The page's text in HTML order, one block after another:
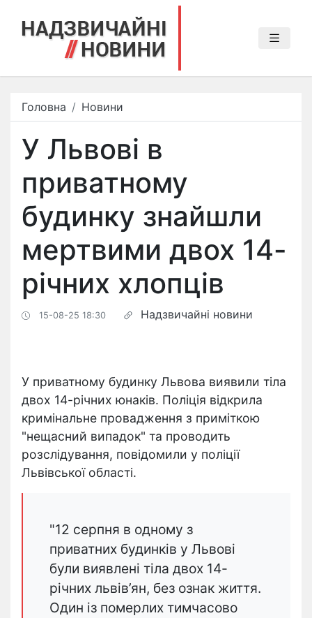
Головна Новини
У Львові в
приватному
будинку знайшли
мертвими двох 14-
річних хлопців
15-08-25 18:30 Надзвичайні новини
У приватному будинку Львова виявили тіла
двох 14-річних юнаків. Поліція відкрила
кримінальне провадження з приміткою
"нещасний випадок" та проводить
розслідування, повідомили у поліції
Львівської області.
"12 серпня в одному з
приватних будинків у Львові
були виявлені тіла двох 14-
річних львів’ян, без ознак життя.
Один із померлих тимчасово